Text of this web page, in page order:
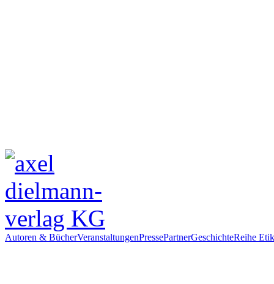
Autoren & BücherVeranstaltungenPressePartnerGeschichteReihe